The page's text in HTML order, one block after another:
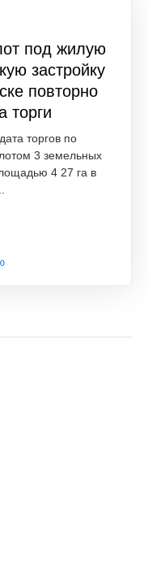
под жилую
застройку
повторно
торги
торгов по
3 земельных
4 27 га в